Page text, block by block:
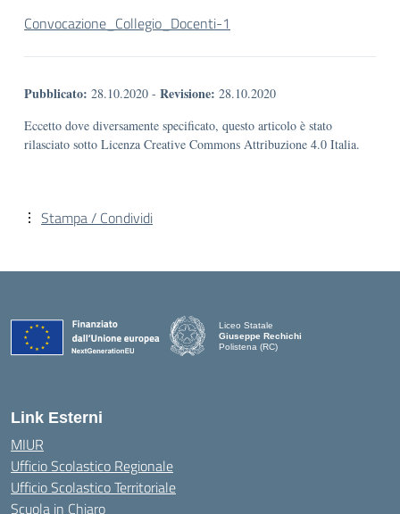
Convocazione_Collegio_Docenti-1
Pubblicato: 28.10.2020 - Revisione: 28.10.2020
Eccetto dove diversamente specificato, questo articolo è stato
rilasciato sotto Licenza Creative Commons Attribuzione 4.0 Italia.
Stampa / Condividi
Liceo Statale
Giuseppe Rechichi
Polistena (RC)
Link Esterni
MIUR
Ufficio Scolastico Regionale
Ufficio Scolastico Territoriale
Scuola in Chiaro